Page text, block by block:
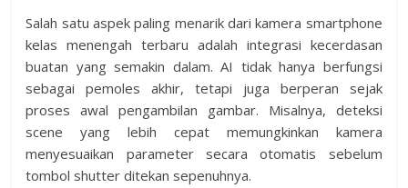
Salah satu aspek paling menarik dari kamera smartphone
kelas menengah terbaru adalah integrasi kecerdasan
buatan yang semakin dalam. AI tidak hanya berfungsi
sebagai pemoles akhir, tetapi juga berperan sejak
proses awal pengambilan gambar. Misalnya, deteksi
scene yang lebih cepat memungkinkan kamera
menyesuaikan parameter secara otomatis sebelum
tombol shutter ditekan sepenuhnya.